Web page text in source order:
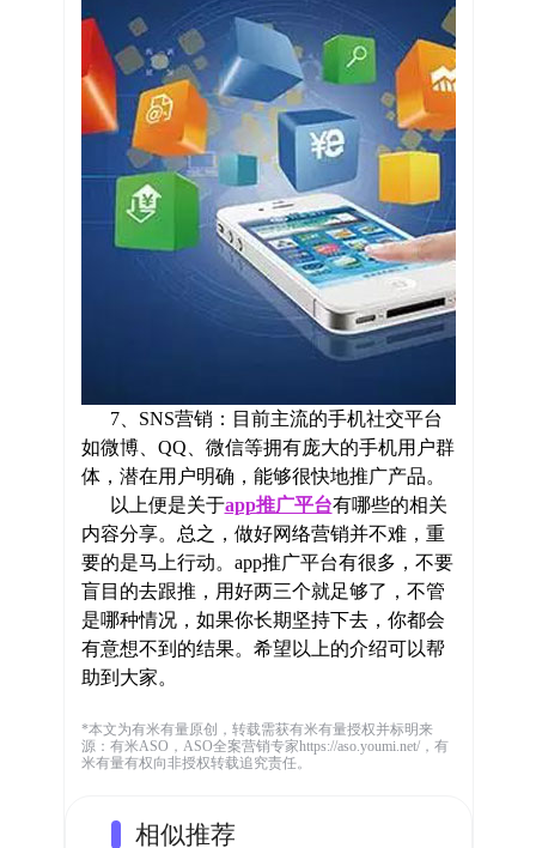
7、SNS营销：目前主流的手机社交平台
如微博、QQ、微信等拥有庞大的手机用户群
体，潜在用户明确，能够很快地推广产品。
以上便是关于app推广平台有哪些的相关
内容分享。总之，做好网络营销并不难，重
要的是马上行动。app推广平台有很多，不要
盲目的去跟推，用好两三个就足够了，不管
是哪种情况，如果你长期坚持下去，你都会
有意想不到的结果。希望以上的介绍可以帮
助到大家。
*本文为有米有量原创，转载需获有米有量授权并标明来
源：有米ASO，ASO全案营销专家https://aso.youmi.net/，有
米有量有权向非授权转载追究责任。
相似推荐